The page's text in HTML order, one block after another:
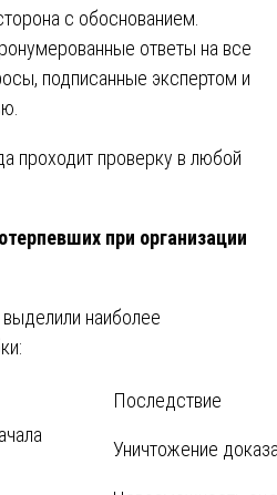
с обоснованием.
ответы на все
подписанные экспертом и
проходит проверку в любой
при организации
наиболее
Последствие
Уничтожение